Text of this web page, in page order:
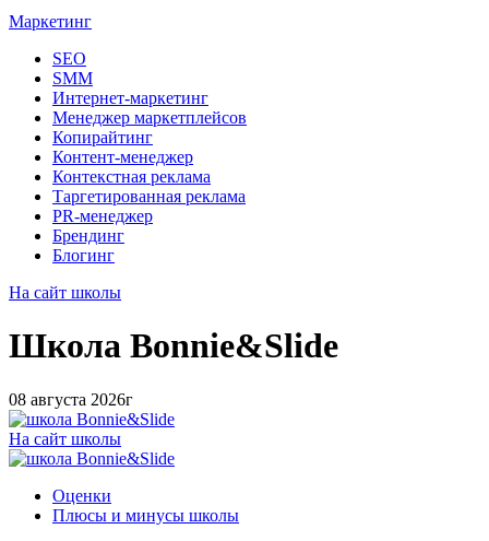
Маркетинг
SEO
SMM
Интернет-маркетинг
Менеджер маркетплейсов
Копирайтинг
Контент-менеджер
Контекстная реклама
Таргетированная реклама
PR-менеджер
Брендинг
Блогинг
На сайт школы
Школа Bonnie&Slide
08 августа 2026г
На сайт школы
Оценки
Плюсы и минусы школы